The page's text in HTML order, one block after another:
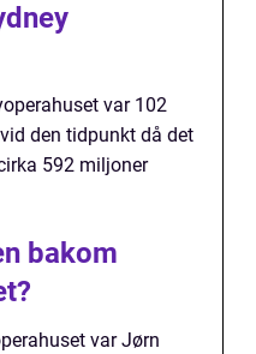
var 102
den tidpunkt då det
592 miljoner
bakom
var Jørn